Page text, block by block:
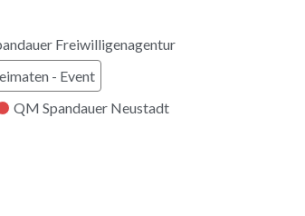
Freiwilligenagentur
- Event
QM Spandauer Neustadt